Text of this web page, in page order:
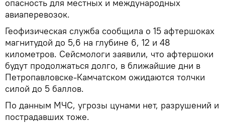
опасность для местных и международных
авиаперевозок.
Геофизическая служба сообщила о 15 афтершоках
магнитудой до 5,6 на глубине 6, 12 и 48
километров. Сейсмологи заявили, что афтершоки
будут продолжаться долго, в ближайшие дни в
Петропавловске-Камчатском ожидаются толчки
силой до 5 баллов.
По данным МЧС, угрозы цунами нет, разрушений и
пострадавших тоже.